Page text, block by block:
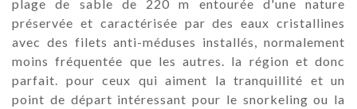
plage de sable de 220 m entourée d'une nature
préservée et caractérisée par des eaux cristallines
avec des filets anti-méduses installés, normalement
moins fréquentée que les autres. la région et donc
parfait. pour ceux qui aiment la tranquillité et un
point de départ intéressant pour le snorkeling ou la